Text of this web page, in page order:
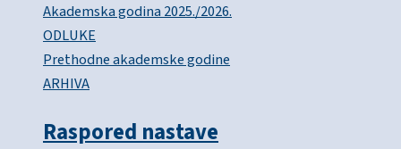
Akademska godina 2025./2026.
ODLUKE
Prethodne akademske godine
ARHIVA
Raspored nastave